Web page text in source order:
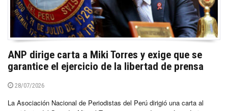
ANP dirige carta a Miki Torres y exige que se
garantice el ejercicio de la libertad de prensa
28/07/2026
La Asociación Nacional de Periodistas del Perú dirigió una carta al